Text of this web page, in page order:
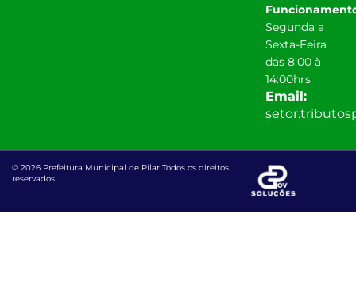
Segunda a
Sexta-Feira
das 8:00 à
14:00hrs
Email:
© 2026 Prefeitura Municipal de Pilar Todos os direitos
reservados.